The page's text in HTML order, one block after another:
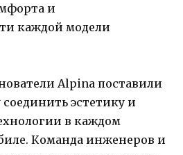
и
каждой модели
Alpina поставили
соединить эстетику и
в каждом
Команда инженеров и